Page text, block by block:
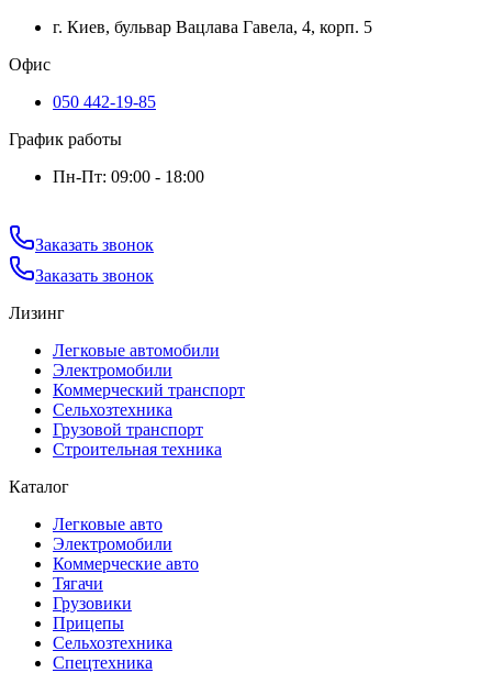
г. Киев, бульвар Вацлава Гавела, 4, корп. 5
Офис
050 442-19-85
График работы
Пн-Пт: 09:00 - 18:00
Заказать звонок
Заказать звонок
Лизинг
Легковые автомобили
Электромобили
Коммерческий транспорт
Сельхозтехника
Грузовой транспорт
Строительная техника
Каталог
Легковые авто
Электромобили
Коммерческие авто
Тягачи
Грузовики
Прицепы
Сельхозтехника
Спецтехника